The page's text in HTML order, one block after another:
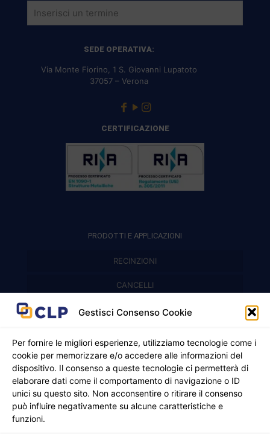
Gestisci Consenso Cookie
Per fornire le migliori esperienze, utilizziamo tecnologie come i
cookie per memorizzare e/o accedere alle informazioni del
dispositivo. Il consenso a queste tecnologie ci permetterà di
elaborare dati come il comportamento di navigazione o ID
unici su questo sito. Non acconsentire o ritirare il consenso
può influire negativamente su alcune caratteristiche e
funzioni.
SEDE OPERATIVA:
Via Monte Fiorino, 1 S. Giovanni Lupatoto
37057 – Verona
CERTIFICAZIONE
PRODOTTI E APPLICAZIONI
RECINZIONI
Recinzioni modulari
Recinzioni a pannelli
CANCELLI
Cancelli prefabbricati
Cancelli in ferro battuto
Cancelli a due ante
Cancelli scorrevoli
APPLICAZIONI
Griglie e chiusini
Inferriate
Nicchie per gas ed elettricità
© 2021 - 2026 CLP SRLS All Rights Reserved.
CF e P. IVA 05130250235 | Sede legale Via Alessandro